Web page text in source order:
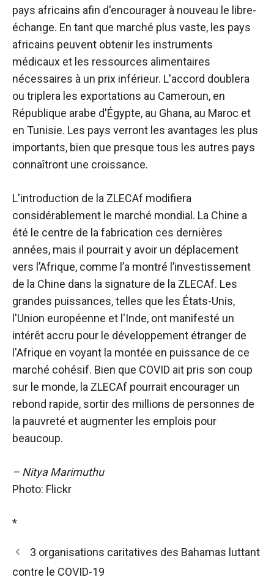
pays africains afin d'encourager à nouveau le libre-
échange. En tant que marché plus vaste, les pays
africains peuvent obtenir les instruments
médicaux et les ressources alimentaires
nécessaires à un prix inférieur. L'accord doublera
ou triplera les exportations au Cameroun, en
République arabe d'Égypte, au Ghana, au Maroc et
en Tunisie. Les pays verront les avantages les plus
importants, bien que presque tous les autres pays
connaîtront une croissance.
L'introduction de la ZLECAf modifiera
considérablement le marché mondial. La Chine a
été le centre de la fabrication ces dernières
années, mais il pourrait y avoir un déplacement
vers l’Afrique, comme l’a montré l’investissement
de la Chine dans la signature de la ZLECAf. Les
grandes puissances, telles que les États-Unis,
l'Union européenne et l'Inde, ont manifesté un
intérêt accru pour le développement étranger de
l'Afrique en voyant la montée en puissance de ce
marché cohésif. Bien que COVID ait pris son coup
sur le monde, la ZLECAf pourrait encourager un
rebond rapide, sortir des millions de personnes de
la pauvreté et augmenter les emplois pour
beaucoup.
– Nitya Marimuthu
Photo: Flickr
*
3 organisations caritatives des Bahamas luttant
contre le COVID-19